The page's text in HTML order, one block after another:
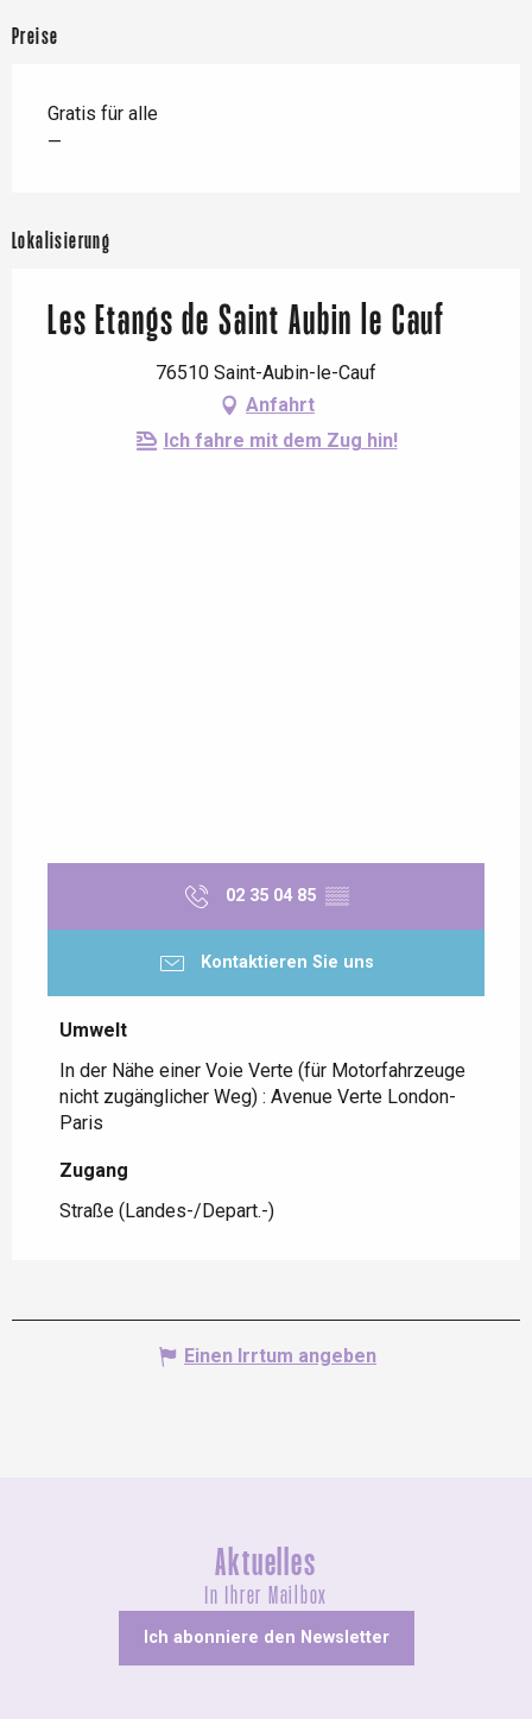
Preise
Gratis für alle
—
Lokalisierung
Les Etangs de Saint Aubin le Cauf
76510 Saint-Aubin-le-Cauf
Anfahrt
Ich fahre mit dem Zug hin!
02 35 04 85 ▒▒
Kontaktieren Sie uns
Umwelt
Umwelt
In der Nähe einer Voie Verte (für Motorfahrzeuge
nicht zugänglicher Weg) : Avenue Verte London-
Paris
Zugang
Zugang
Straße (Landes-/Depart.-)
Einen Irrtum angeben
Aktuelles
In Ihrer Mailbox
Ich abonniere den Newsletter